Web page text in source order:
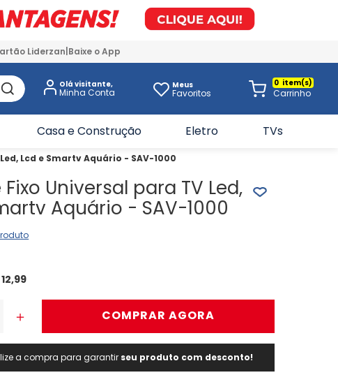
Liderzan Baixe o App
Olá visitante, Meus
Favoritos
0
Casa e Construção Eletro TVs
Lcd e Smartv Aquário - SAV-1000
Universal para TV Led,
Aquário - SAV-1000
12,99
＋ COMPRAR AGORA
a compra para garantir seu produto com desconto!